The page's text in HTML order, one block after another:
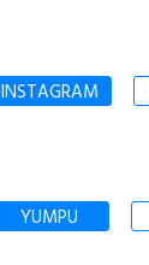
INSTAGRAM
YUMPU